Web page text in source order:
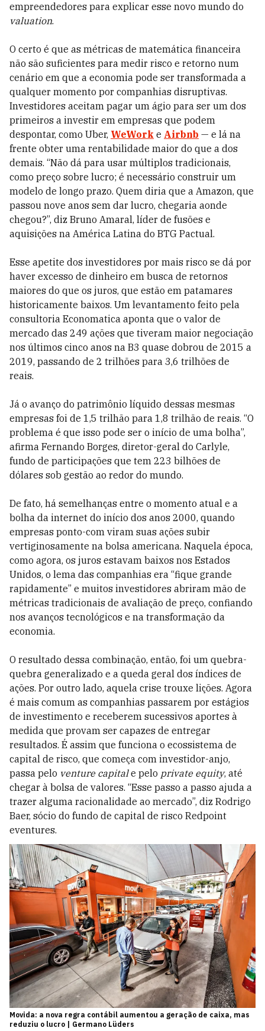
empreendedores para explicar esse novo mundo do
valuation.
O certo é que as métricas de matemática financeira
não são suficientes para medir risco e retorno num
cenário em que a economia pode ser transformada a
qualquer momento por companhias disruptivas.
Investidores aceitam pagar um ágio para ser um dos
primeiros a investir em empresas que podem
despontar, como Uber, WeWork e Airbnb — e lá na
frente obter uma rentabilidade maior do que a dos
demais. “Não dá para usar múltiplos tradicionais,
como preço sobre lucro; é necessário construir um
modelo de longo prazo. Quem diria que a Amazon, que
passou nove anos sem dar lucro, chegaria aonde
chegou?”, diz Bruno Amaral, líder de fusões e
aquisições na América Latina do BTG Pactual.
Esse apetite dos investidores por mais risco se dá por
haver excesso de dinheiro em busca de retornos
maiores do que os juros, que estão em patamares
historicamente baixos. Um levantamento feito pela
consultoria Economatica aponta que o valor de
mercado das 249 ações que tiveram maior negociação
nos últimos cinco anos na B3 quase dobrou de 2015 a
2019, passando de 2 trilhões para 3,6 trilhões de
reais.
Já o avanço do patrimônio líquido dessas mesmas
empresas foi de 1,5 trilhão para 1,8 trilhão de reais. “O
problema é que isso pode ser o início de uma bolha”,
afirma Fernando Borges, diretor-geral do Carlyle,
fundo de participações que tem 223 bilhões de
dólares sob gestão ao redor do mundo.
De fato, há semelhanças entre o momento atual e a
bolha da internet do início dos anos 2000, quando
empresas ponto-com viram suas ações subir
vertiginosamente na bolsa americana. Naquela época,
como agora, os juros estavam baixos nos Estados
Unidos, o lema das companhias era “fique grande
rapidamente” e muitos investidores abriram mão de
métricas tradicionais de avaliação de preço, confiando
nos avanços tecnológicos e na transformação da
economia.
O resultado dessa combinação, então, foi um quebra-
quebra generalizado e a queda geral dos índices de
ações. Por outro lado, aquela crise trouxe lições. Agora
é mais comum as companhias passarem por estágios
de investimento e receberem sucessivos aportes à
medida que provam ser capazes de entregar
resultados. É assim que funciona o ecossistema de
capital de risco, que começa com investidor-anjo,
passa pelo venture capitale pelo private equity, até
chegar à bolsa de valores. “Esse passo a passo ajuda a
trazer alguma racionalidade ao mercado”, diz Rodrigo
Baer, sócio do fundo de capital de risco Redpoint
eventures.
Movida: a nova regra contábil aumentou a geração de caixa, mas
reduziu o lucro | Germano Lüders